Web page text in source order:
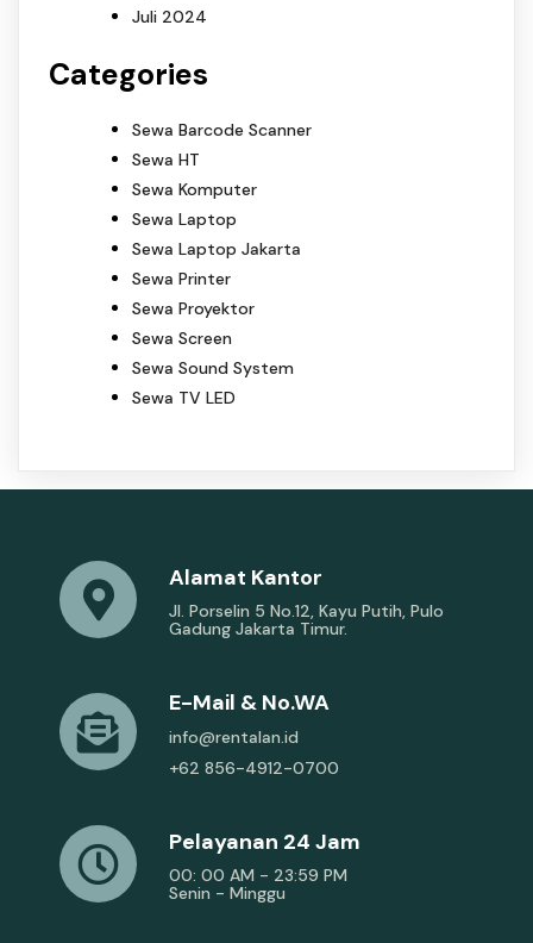
Juli 2024
Categories
Sewa Barcode Scanner
Sewa HT
Sewa Komputer
Sewa Laptop
Sewa Laptop Jakarta
Sewa Printer
Sewa Proyektor
Sewa Screen
Sewa Sound System
Sewa TV LED
Alamat Kantor
Jl. Porselin 5 No.12, Kayu Putih, Pulo
Gadung Jakarta Timur.
E-Mail & No.WA
info@rentalan.id
+62 856-4912-0700
Pelayanan 24 Jam
00: 00 AM - 23:59 PM
Senin - Minggu